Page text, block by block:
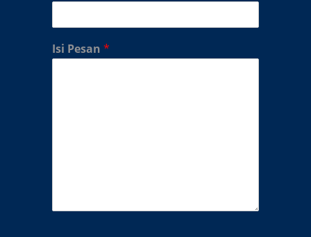
Isi Pesan *